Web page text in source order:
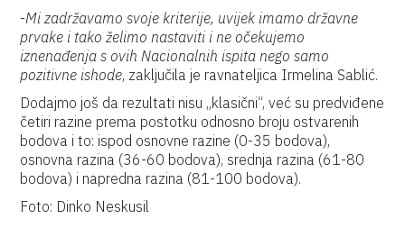
-Mi zadržavamo svoje kriterije, uvijek imamo državne
prvake i tako želimo nastaviti i ne očekujemo
iznenađenja s ovih Nacionalnih ispita nego samo
pozitivne ishode, zaključila je ravnateljica Irmelina Sablić.
Dodajmo još da rezultati nisu „klasični“, već su predviđene
četiri razine prema postotku odnosno broju ostvarenih
bodova i to: ispod osnovne razine (0-35 bodova),
osnovna razina (36-60 bodova), srednja razina (61-80
bodova) i napredna razina (81-100 bodova).
Foto: Dinko Neskusil